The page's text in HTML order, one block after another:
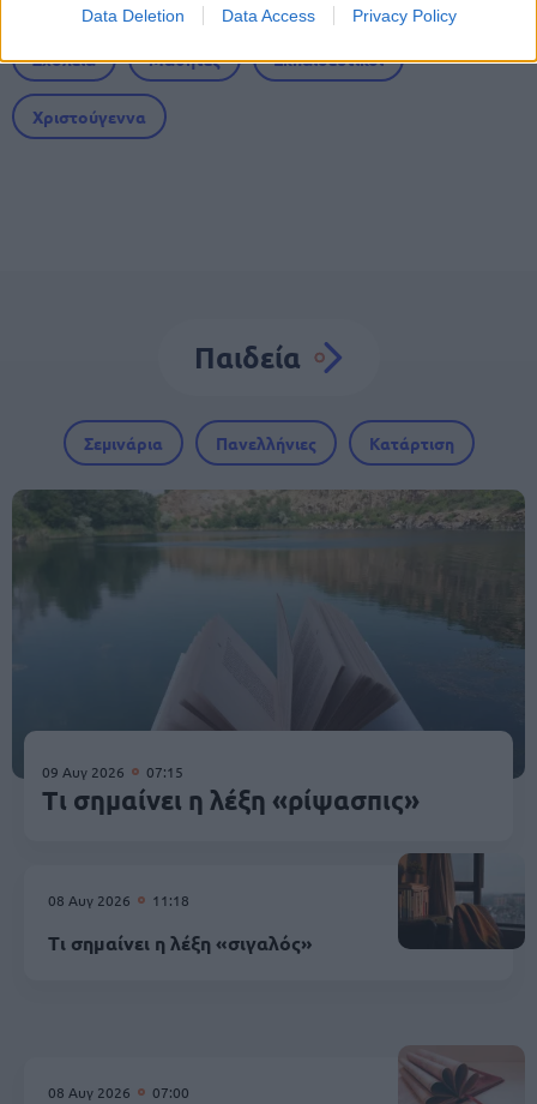
Data Deletion Data Access Privacy Policy
Σχολεία Μαθητές Εκπαιδευτικοί
Χριστούγεννα
Παιδεία
Σεμινάρια Πανελλήνιες Κατάρτιση
09 Αυγ 2026 07:15
Τι σημαίνει η λέξη «ρίψασπις»
08 Αυγ 2026 11:18
Τι σημαίνει η λέξη «σιγαλός»
08 Αυγ 2026 07:00